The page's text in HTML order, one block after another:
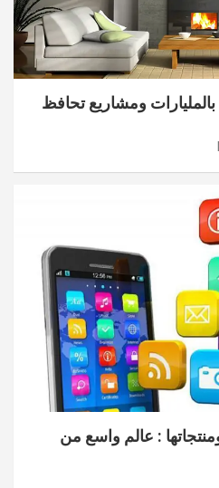
بالمليارات ومشاريع تحافظ
: عالم واسع من